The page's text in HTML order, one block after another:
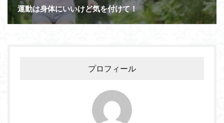
運動は身体にいいけど気を付けて！
プロフィール